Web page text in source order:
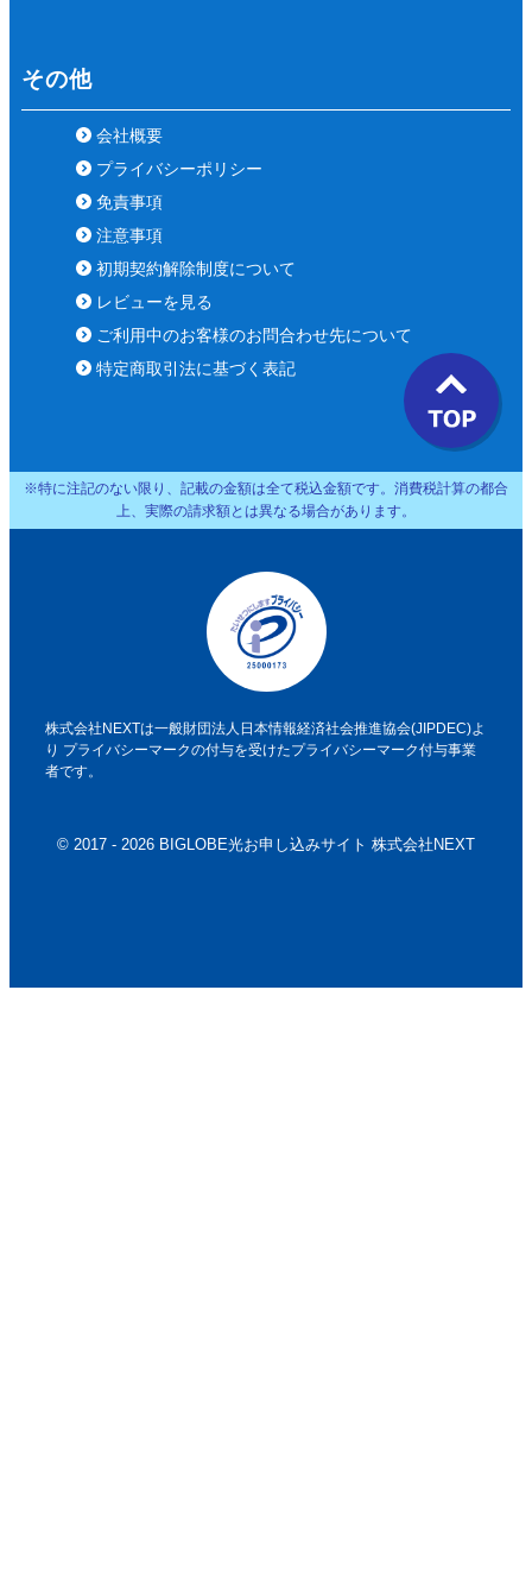
その他
会社概要
プライバシーポリシー
免責事項
注意事項
初期契約解除制度について
レビューを見る
ご利用中のお客様のお問合わせ先について
特定商取引法に基づく表記
※特に注記のない限り、記載の金額は全て税込金額です。消費税計算の都合
上、実際の請求額とは異なる場合があります。
株式会社NEXTは一般財団法人日本情報経済社会推進協会(JIPDEC)よ
り プライバシーマークの付与を受けたプライバシーマーク付与事業
者です。
© 2017 - 2026 BIGLOBE光お申し込みサイト 株式会社NEXT